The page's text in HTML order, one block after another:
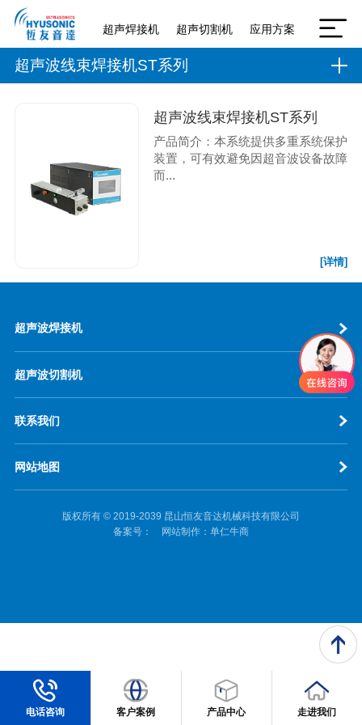
超声焊接机 超声切割机 应用方案
超声波线束焊接机ST系列
超声波线束焊接机ST系列
产品简介：本系统提供多重系统保护
装置，可有效避免因超音波设备故障
而...
[详情]
超声波焊接机
超声波切割机
联系我们
网站地图
版权所有 © 2019-2039 昆山恒友音达机械科技有限公司
备案号：
网站制作： 单仁牛商
电话咨询 客户案例 产品中心 走进我们